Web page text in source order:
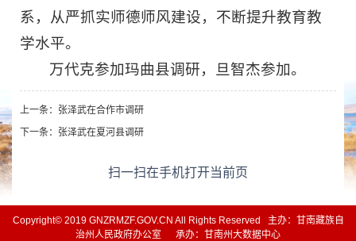
系，从严抓实师德师风建设，不断提升教育教
学水平。
万代克参加玛曲县调研，旦智杰参加。
上一条： 张泽武在合作市调研
下一条： 张泽武在夏河县调研
扫一扫在手机打开当前页
Copyright© 2019 GNZRMZF.GOV.CN All Rights Reserved 主办：甘南藏族自
治州人民政府办公室 承办：甘南州大数据中心